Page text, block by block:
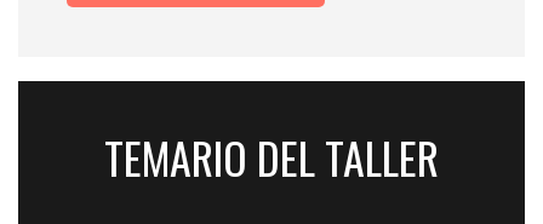
TEMARIO DEL TALLER